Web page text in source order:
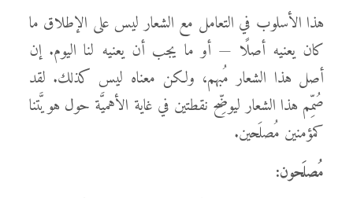
هذا الأسلوب في التعامل مع الشعار ليس على الإطلاق ما
كان يعنيه أصلًا — أو ما يجب أن يعنيه لنا اليوم. إن
أصل هذا الشعار مُبهم، ولكن معناه ليس كذلك. لقد
صُمِّم هذا الشعار ليوضِّح نقطتين في غاية الأهميَّة حول هويَّتنا
كمؤمنين مُصلَحين.
مُصلَحون: